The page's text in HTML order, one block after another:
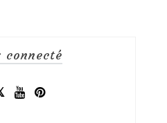
connecté